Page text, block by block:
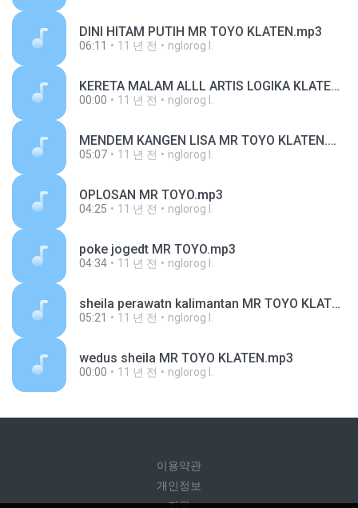
DINI HITAM PUTIH MR TOYO KLATEN.mp3
06:11 11 년 전 nglorog I.
KERETA MALAM ALLL ARTIS LOGIKA KLATEN.mp3
00:00 11 년 전 nglorog I.
MENDEM KANGEN LISA MR TOYO KLATEN.mp3
05:07 11 년 전 nglorog I.
OPLOSAN MR TOYO.mp3
04:25 11 년 전 nglorog I.
poke jogedt MR TOYO.mp3
04:34 11 년 전 nglorog I.
sheila perawatn kalimantan MR TOYO KLATEN.mp3
05:21 11 년 전 nglorog I.
wedus sheila MR TOYO KLATEN.mp3
00:00 11 년 전 nglorog I.
이용약관
개인정보